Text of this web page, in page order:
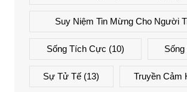
Suy Niệm Tin Mừng Cho Người
Sống Tích Cực (10)
Sự Tử Tế (13) Truyền Cảm